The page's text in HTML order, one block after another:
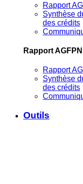
Rapport
Synthèse
des crédits
Rapport
Rapport
Synthèse
des crédits
Outils